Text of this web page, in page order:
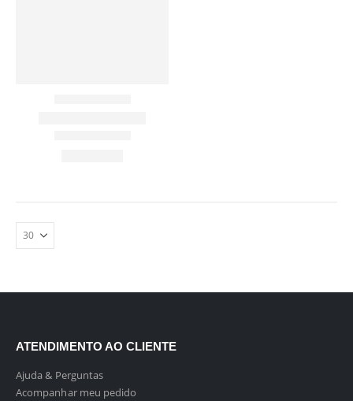
ATENDIMENTO AO CLIENTE
Ajuda & Perguntas
Acompanhar meu pedido